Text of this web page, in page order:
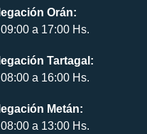
Orán:
a 17:00 Hs.
Tartagal:
a 16:00 Hs.
Metán:
a 13:00 Hs.